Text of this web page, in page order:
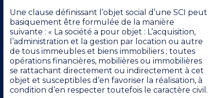
Une clause définissant l’objet social d’une SCI peut
basiquement être formulée de la manière
suivante : « La société a pour objet : L’acquisition,
l’administration et la gestion par location ou autre
de tous immeubles et biens immobiliers ; toutes
opérations financières, mobilières ou immobilières
se rattachant directement ou indirectement à cet
objet et susceptibles d’en favoriser la réalisation, à
condition d’en respecter toutefois le caractère civil.